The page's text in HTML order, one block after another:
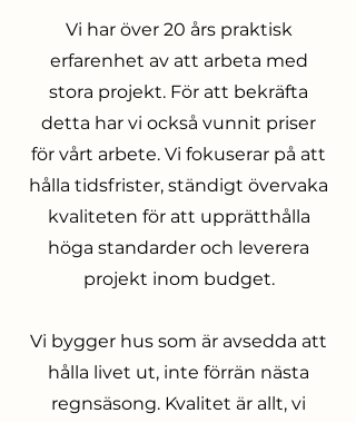
Vi har över 20 års praktisk
erfarenhet av att arbeta med
stora projekt. För att bekräfta
detta har vi också vunnit priser
för vårt arbete. Vi fokuserar på att
hålla tidsfrister, ständigt övervaka
kvaliteten för att upprätthålla
höga standarder och leverera
projekt inom budget.
Vi bygger hus som är avsedda att
hålla livet ut, inte förrän nästa
regnsäsong. Kvalitet är allt, vi